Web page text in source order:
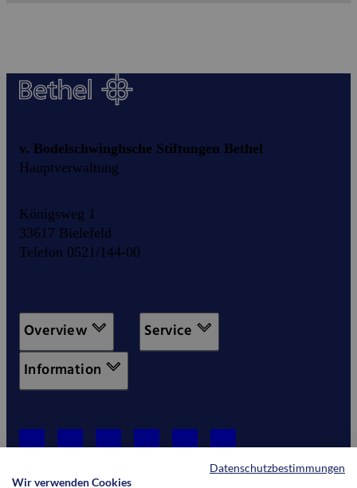
This section contains a sticky button for quick actions.
v. Bodelschwinghsche Stiftungen Bethel
Hauptverwaltung
Königsweg 1
33617 Bielefeld
Telefon 0521/144-00
Overview
Service
Information
Datenschutzbestimmungen
Wir verwenden Cookies